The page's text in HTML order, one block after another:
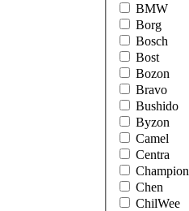
BMW
Borg
Bosch
Bost
Bozon
Bravo
Bushido
Byzon
Camel
Centra
Champion
Chen
ChilWee